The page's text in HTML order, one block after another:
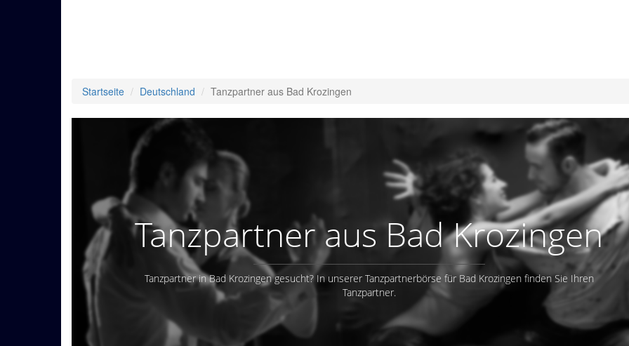
Startseite Deutschland Tanzpartner aus Bad Krozingen
Tanzpartner aus Bad Krozingen
Tanzpartner in Bad Krozingen gesucht? In unserer Tanzpartnerbörse für Bad Krozingen finden Sie Ihren
Tanzpartner.